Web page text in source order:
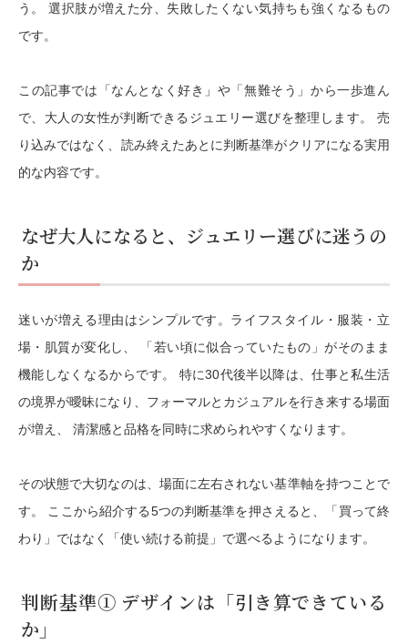
う。 選択肢が増えた分、失敗したくない気持ちも強くなるもの
です。
この記事では「なんとなく好き」や「無難そう」から一歩進ん
で、 大人の女性が判断できるジュエリー選びを整理します。 売
り込みではなく、読み終えたあとに判断基準がクリアになる実用
的な内容です。
なぜ大人になると、ジュエリー選びに迷うの
か
迷いが増える理由はシンプルです。ライフスタイル・服装・立
場・肌質が変化し、 「若い頃に似合っていたもの」がそのまま
機能しなくなるからです。 特に30代後半以降は、仕事と私生活
の境界が曖昧になり、フォーマルとカジュアルを行き来する場面
が増え、 清潔感と品格を同時に求められやすくなります。
その状態で大切なのは、場面に左右されない基準軸を持つことで
す。 ここから紹介する5つの判断基準を押さえると、「買って終
わり」ではなく「使い続ける前提」で選べるようになります。
判断基準① デザインは「引き算できている
か」